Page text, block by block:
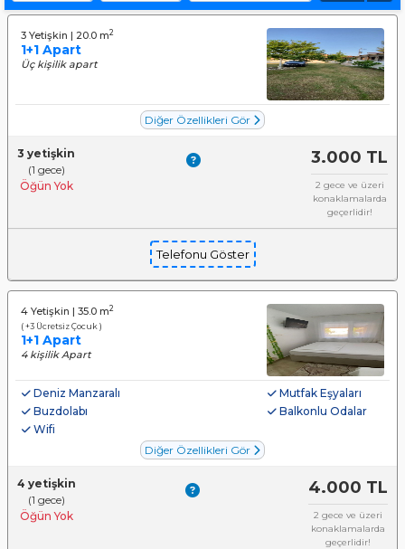
3 Yetişkin | 20.0 m2
1+1 Apart
Üç kişilik apart
Diğer Özellikleri Gör
3 yetişkin
(1 gece)
Öğün Yok
3.000 TL
2 gece ve üzeri
konaklamalarda
geçerlidir!
Telefonu Göster
4 Yetişkin | 35.0 m2
( +3 Ücretsiz Çocuk )
1+1 Apart
4 kişilik Apart
Deniz Manzaralı
Mutfak Eşyaları
Buzdolabı
Balkonlu Odalar
Wifi
Diğer Özellikleri Gör
4 yetişkin
(1 gece)
Öğün Yok
4.000 TL
2 gece ve üzeri
konaklamalarda
geçerlidir!